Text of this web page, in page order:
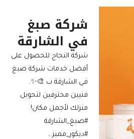
شركة صبغ
في الشارقة
شركة النجاح للحصول على
أفضل خدمات شركة صبغ
في الشارقة ب 🎨✨.
فنيين محترفين لتحويل
منزلك لأجمل مكان!
#صبغ_الشارقة
#ديكور_مميز…